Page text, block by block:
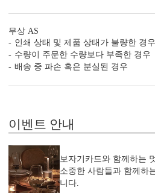
DIGITAL PRINTING
무상 AS
인쇄 상태 및 제품 상태가 불량한 경우
수량이 주문한 수량보다 부족한 경우
배송 중 파손 혹은 분실된 경우
이벤트 안내
보자기카드와 함께하는
소중한 사람들과 함께하
니다.